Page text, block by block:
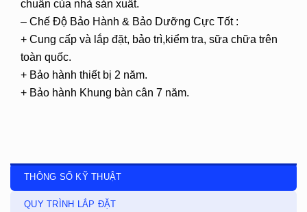
chuẩn của nhà sản xuất.
– Chế Độ Bảo Hành & Bảo Dưỡng Cực Tốt :
+ Cung cấp và lắp đặt, bảo trì,kiểm tra, sữa chữa trên
toàn quốc.
+ Bảo hành thiết bị 2 năm.
+ Bảo hành Khung bàn cân 7 năm.
THÔNG SỐ KỸ THUẬT
QUY TRÌNH LẮP ĐẶT